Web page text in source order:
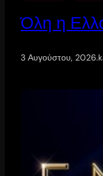
Όλη η
3 Αυγούστου, 2026.